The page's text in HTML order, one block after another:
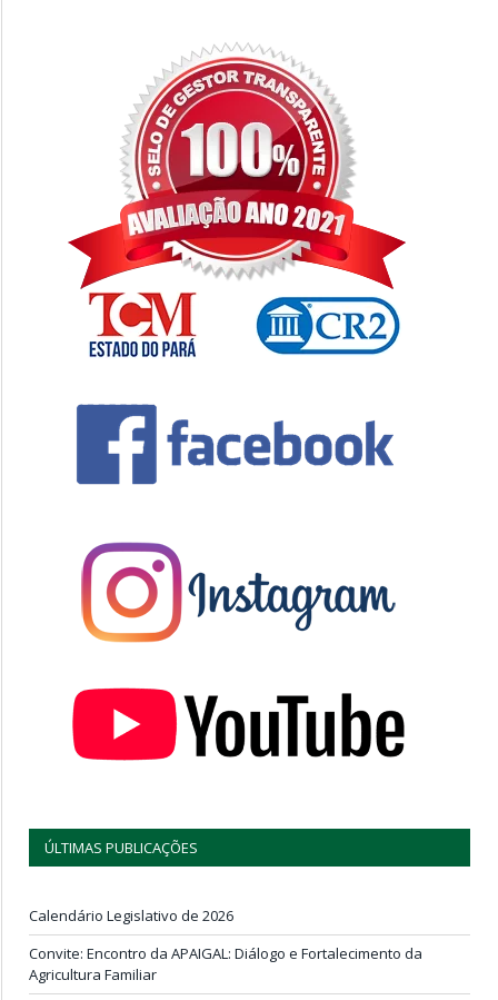
ÚLTIMAS PUBLICAÇÕES
Calendário Legislativo de 2026
Convite: Encontro da APAIGAL: Diálogo e Fortalecimento da
Agricultura Familiar